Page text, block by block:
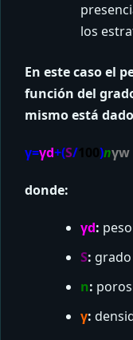
los
En este caso el
función del
mismo está
γ=γd+(S/100)nγw
donde:
γd:
S:
n:
γ: